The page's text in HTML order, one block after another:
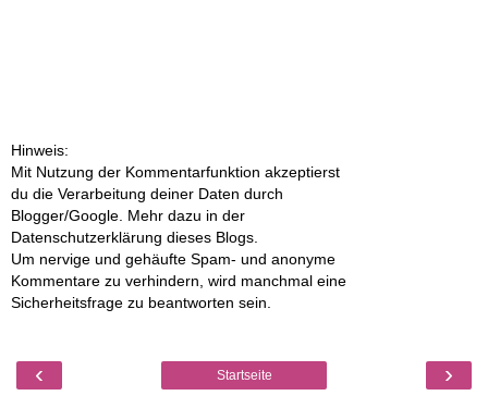
Hinweis:
Mit Nutzung der Kommentarfunktion akzeptierst
du die Verarbeitung deiner Daten durch
Blogger/Google. Mehr dazu in der
Datenschutzerklärung dieses Blogs.
Um nervige und gehäufte Spam- und anonyme
Kommentare zu verhindern, wird manchmal eine
Sicherheitsfrage zu beantworten sein.
‹ ›
Startseite